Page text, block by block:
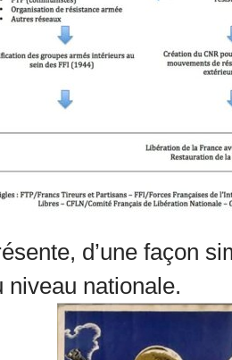
d’une façon
niveau nationale.